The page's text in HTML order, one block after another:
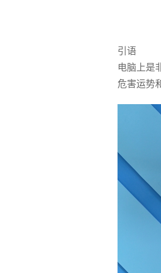
引语
电脑上是
危害运势